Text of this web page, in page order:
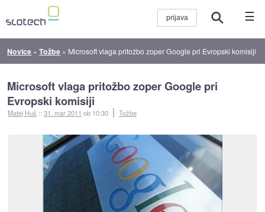
☰
Novice »Tožbe » Microsoft vlaga pritožbo zoper Google pri Evropski komisiji
Microsoft vlaga pritožbo zoper Google pri
Evropski komisiji
Matej Huš ::31. mar 2011 ob 10:30 Tožbe